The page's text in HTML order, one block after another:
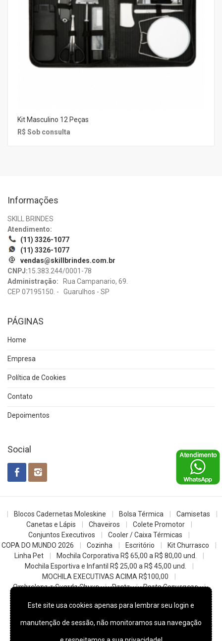
Kit Masculino 12 Peças
R$ Sob consulta
Informações
SKILL BRINDES
Atendimento:
(11) 3326-1077
(11) 3326-1077
vendas@skillbrindes.com.br
CNPJ:15.383.244/0001-78
Administração: Rua Campanario, 69.
CEP 07195150. - Guarulhos - SP
PÁGINAS
Home
Empresa
Política de Cookies
Contato
Depoimentos
Social
Blocos Cadernetas Moleskine Bolsa Térmica
Camisetas
Canetas e Lápis
Chaveiros
Colete Promotor
Conjuntos Executivos
Cooler / Caixa Térmicas
COPA DO MUNDO 2026
Cozinha Escritório
Kit Churrasco
Linha Pet
Mochila Corporativa R$ 65,00 a R$ 80,00 und.
Mochila Esportiva e Infantil R$ 25,00 a R$ 45,00 und.
MOCHILA EXECUTIVAS ACIMA R$100,00
Ombrelone e Guarda Chuva
Pasta
Pasta Convencao
z- Datas Comemorativas
© 2022Skill Brindes Promocionais -Todos os direitos reservados.
Este site usa cookies apenas para lembrar seu login e
manutenção de sessão, não monitoramos sua navegação